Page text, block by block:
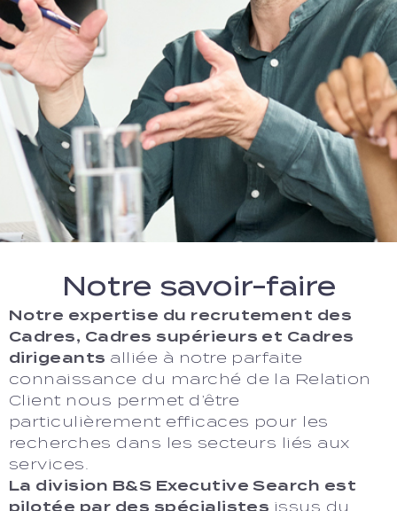
Notre savoir-faire
Notre expertise du recrutement des
Cadres, Cadres supérieurs et Cadres
dirigeants alliée à notre parfaite
connaissance du marché de la Relation
Client nous permet d’être
particulièrement efficaces pour les
recherches dans les secteurs liés aux
services.
La division B&S Executive Search est
pilotée par des spécialistes issus du